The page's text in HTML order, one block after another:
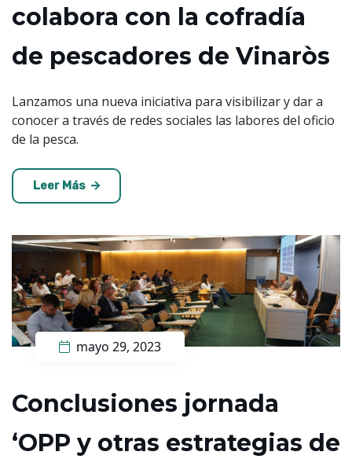
colabora con la cofradía
de pescadores de Vinaròs
Lanzamos una nueva iniciativa para visibilizar y dar a
conocer a través de redes sociales las labores del oficio
de la pesca.
Leer Más
mayo 29, 2023
Conclusiones jornada
‘OPP y otras estrategias de